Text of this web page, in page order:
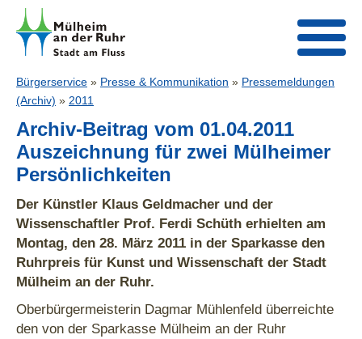
Bürgerservice » Presse & Kommunikation » Pressemeldungen
(Archiv) » 2011
Archiv-Beitrag vom 01.04.2011
Auszeichnung für zwei Mülheimer
Persönlichkeiten
Der Künstler Klaus Geldmacher und der
Wissenschaftler Prof. Ferdi Schüth erhielten am
Montag, den 28. März 2011 in der Sparkasse den
Ruhrpreis für Kunst und Wissenschaft der Stadt
Mülheim an der Ruhr.
Oberbürgermeisterin Dagmar Mühlenfeld überreichte
den von der Sparkasse Mülheim an der Ruhr